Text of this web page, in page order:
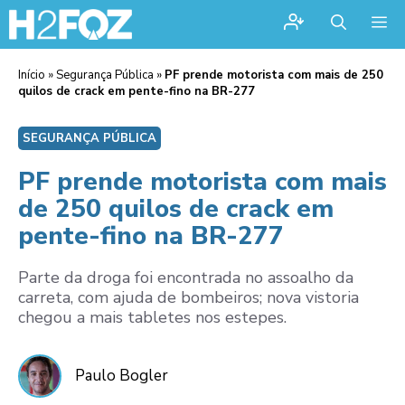
Início »Segurança Pública » PF prende motorista com mais de 250
quilos de crack em pente-fino na BR-277
SEGURANÇA PÚBLICA
PF prende motorista com mais
de 250 quilos de crack em
pente-fino na BR-277
Parte da droga foi encontrada no assoalho da
carreta, com ajuda de bombeiros; nova vistoria
chegou a mais tabletes nos estepes.
Paulo Bogler